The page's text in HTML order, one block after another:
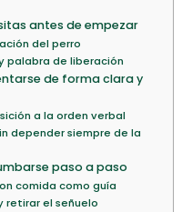
antes de empezar
del perro
palabra de liberación
de forma clara y
a la orden verbal
depender siempre de la
paso a paso
comida como guía
retirar el señuelo